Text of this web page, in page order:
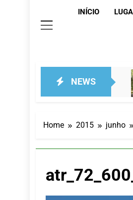
INÍCIO
NEWS
Home 2015 junho